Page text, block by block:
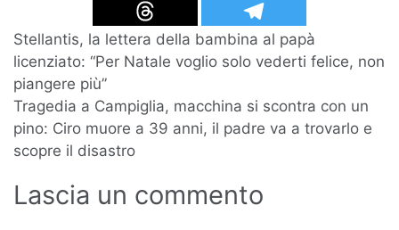
Navigazione
articoli
Stellantis, la lettera della bambina al papà
licenziato: “Per Natale voglio solo vederti felice, non
piangere più”
Tragedia a Campiglia, macchina si scontra con un
pino: Ciro muore a 39 anni, il padre va a trovarlo e
scopre il disastro
Lascia un commento